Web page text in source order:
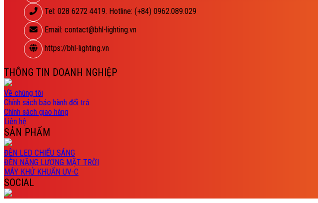
Tel: 028 6272 4419. Hotline: (+84) 0962.089.029
Email: contact@bhl-lighting.vn
https://bhl-lighting.vn
THÔNG TIN DOANH NGHIỆP
Về chúng tôi
Chính sách bảo hành đổi trả
Chính sách giao hàng
Liên hệ
SẢN PHẨM
ĐÈN LED CHIẾU SÁNG
ĐÈN NĂNG LƯỢNG MẶT TRỜI
MÁY KHỬ KHUẨN UV-C
SOCIAL